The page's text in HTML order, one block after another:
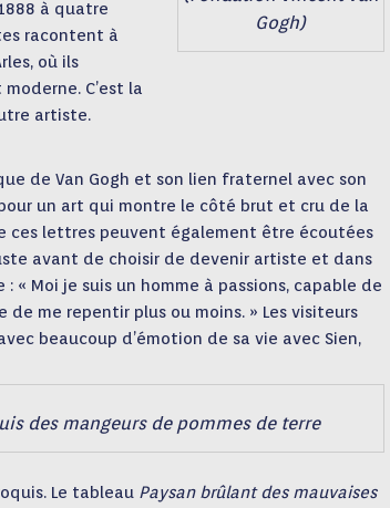
Gogh)
à quatre
racontent à
où ils
C’est la
artiste.
de Van Gogh et son lien fraternel avec son
un art qui montre le côté brut et cru de la
ces lettres peuvent également être écoutées
avant de choisir de devenir artiste et dans
Moi je suis un homme à passions, capable de
me repentir plus ou moins. » Les visiteurs
beaucoup d’émotion de sa vie avec Sien,
des mangeurs de pommes de terre
Le tableau Paysan brûlant des mauvaises